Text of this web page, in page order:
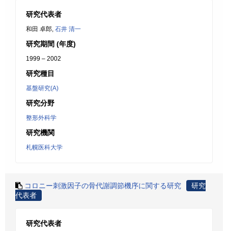
研究代表者
和田 卓郎, 石井 清一
研究期間 (年度)
1999 – 2002
研究種目
基盤研究(A)
研究分野
整形外科学
研究機関
札幌医科大学
コロニー刺激因子の骨代謝調節機序に関する研究
研究
代表者
研究代表者